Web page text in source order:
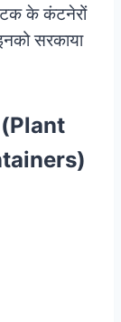
के कंटनेरों
सरकाया
(Plant